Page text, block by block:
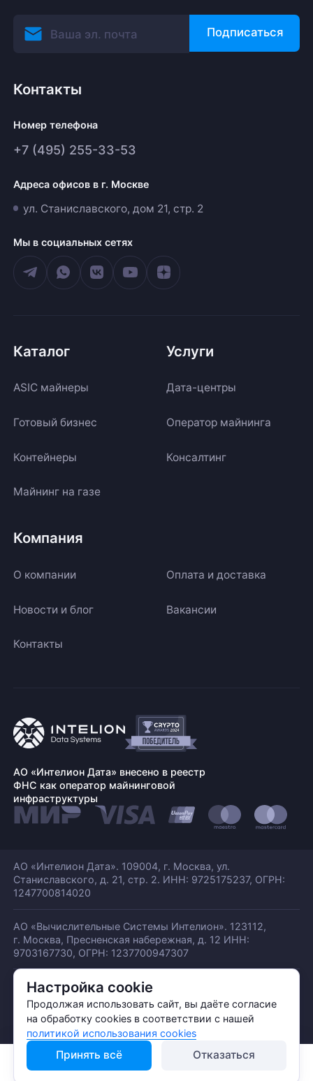
Настройка cookie
Продолжая использовать сайт, вы даёте согласие
на обработку cookies в соответствии с нашей
политикой использования cookies
Принять всё Отказаться
Подписаться
Контакты
Номер телефона
+7 (495) 255-33-53
Адреса офисов в г. Москве
ул. Станиславского, дом 21, стр. 2
Мы в социальных сетях
Каталог
ASIC майнеры
Готовый бизнес
Контейнеры
Майнинг на газе
Услуги
Дата-центры
Оператор майнинга
Консалтинг
Компания
О компании Оплата и доставка
Новости и блог Вакансии
Контакты
АО «Интелион Дата» внесено в реестр
ФНС как оператор майнинговой
инфраструктуры
АО «Интелион Дата». 109004, г. Москва, ул.
Станиславского, д. 21, стр. 2. ИНН: 9725175237, ОГРН:
1247700814020
АО «Вычислительные Системы Интелион». 123112,
г. Москва, Пресненская набережная, д. 12 ИНН:
9703167730, ОГРН: 1237700947307
© АО «ИНТЕЛИОН ДАТА» 2026
Политика обработки ПДн
Политика конфиденциальности
Политика использования куки